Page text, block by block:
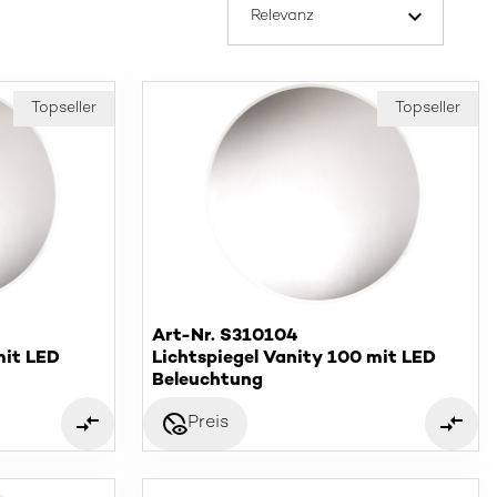
Topseller
LED
Topseller
Art-Nr. S310104
Lichtspiegel Vanity 100 mit LED
Beleuchtung
disabled_visiblePreis